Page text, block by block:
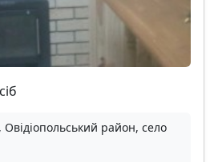
Овідіопольський район, село